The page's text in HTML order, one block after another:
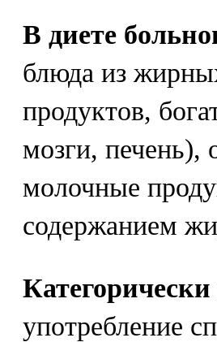
В диете
блюда из
продуктов,
мозги, печень),
молочные
содержанием
употребление